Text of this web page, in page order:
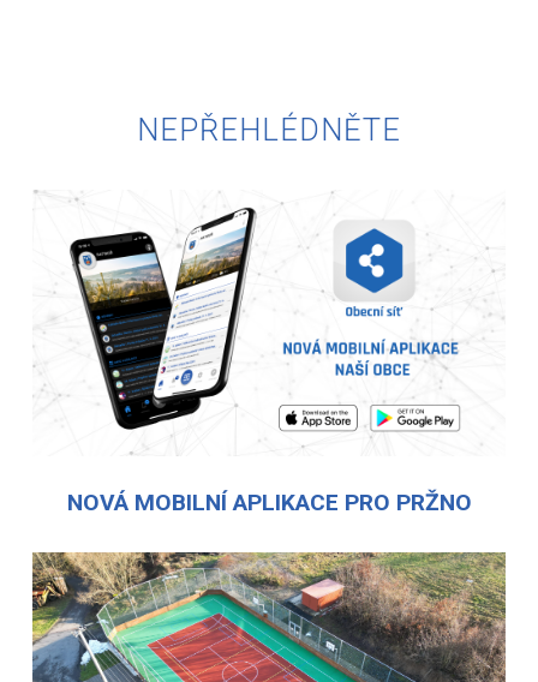
NEPŘEHLÉDNĚTE
NOVÁ MOBILNÍ APLIKACE PRO PRŽNO